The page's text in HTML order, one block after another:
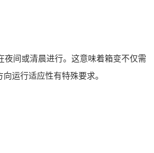
间或清晨进行。这意味着箱变不仅需
运行适应性有特殊要求。